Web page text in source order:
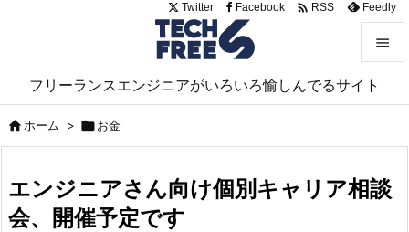
フリーランスエンジニアがいろいろ愉しんでるサイト


サイド

前へ
Twitter Facebook  RSS Feedly
ホーム > お金
エンジニアさん向け個別キャリア相談
会、開催予定です